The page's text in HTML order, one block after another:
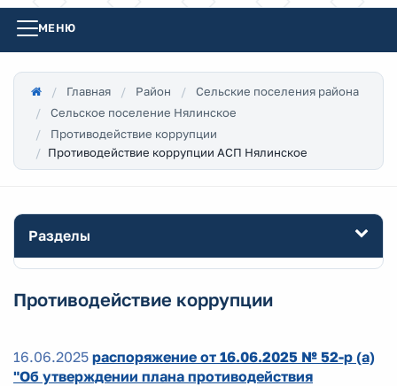
МЕНЮ
Главная Район
Сельские поселения района
Сельское поселение Нялинское
Противодействие коррупции
Противодействие коррупции АСП Нялинское
Разделы
Противодействие коррупции
16.06.2025 распоряжение от 16.06.2025 № 52-р (а)
"Об утверждении плана противодействия